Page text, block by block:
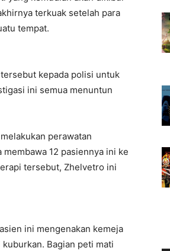
terkuak setelah para
tempat.
kepada polisi untuk
ini semua menuntun
perawatan
12 pasiennya ini ke
tersebut, Zhelvetro ini
ini mengenakan kemeja
Bagian peti mati